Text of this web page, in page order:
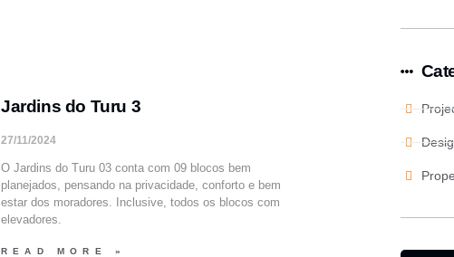
Jardins do Turu 3
27/11/2024
O Jardins do Turu 03 conta com 09 blocos bem
planejados, pensando na privacidade, conforto e bem
estar dos moradores. Inclusive, todos os blocos com
elevadores.
READ MORE »